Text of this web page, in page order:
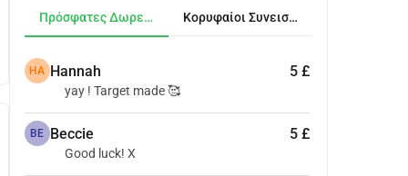
Πρόσφατες Δωρεές Κορυφαίοι Συνεισφέροντες
HA Hannah 5 £
yay ! Target made 🥰
BE Beccie 5 £
Good luck! X